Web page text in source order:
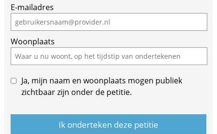
E-mailadres
Woonplaats
Ja, mijn naam en woonplaats mogen publiek
zichtbaar zijn onder de petitie.